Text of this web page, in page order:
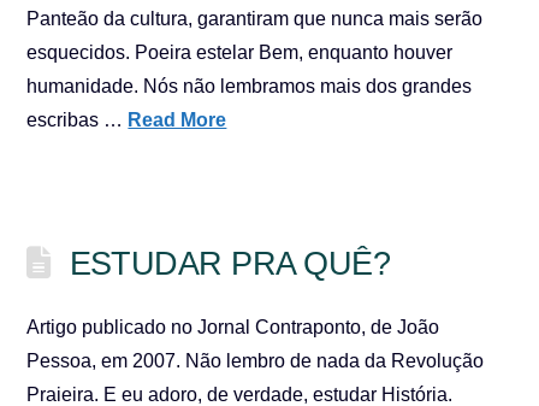
Panteão da cultura, garantiram que nunca mais serão
esquecidos. Poeira estelar Bem, enquanto houver
humanidade. Nós não lembramos mais dos grandes
escribas … Read More
ESTUDAR PRA QUÊ?
Artigo publicado no Jornal Contraponto, de João
Pessoa, em 2007. Não lembro de nada da Revolução
Praieira. E eu adoro, de verdade, estudar História.